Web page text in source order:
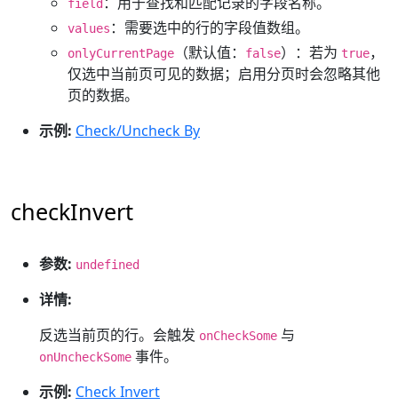
field
values ：需要选中的行的字段值数组。
onlyCurrentPage （默认值： false）：若为 true，
仅选中当前页可见的数据；启用分页时会忽略其他
页的数据。
示例: Check/Uncheck By
checkInvert
参数: undefined
详情:
反选当前页的行。会触发 onCheckSome 与
onUncheckSome 事件。
示例: Check Invert